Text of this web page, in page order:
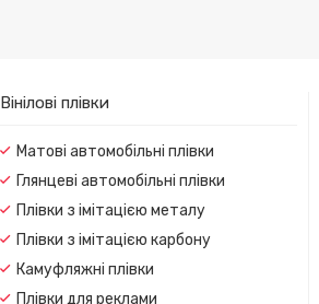
Вінілові плівки
Матові автомобільні плівки
Глянцеві автомобільні плівки
Плівки з імітацією металу
Плівки з імітацією карбону
Камуфляжні плівки
Плівки для реклами